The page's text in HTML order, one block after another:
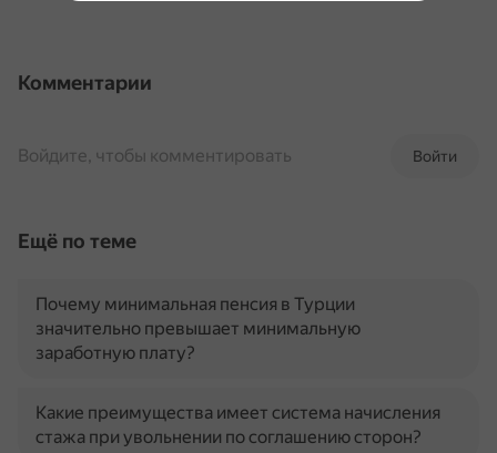
Комментарии
Войти
Войдите, чтобы комментировать
Ещё по теме
Почему минимальная пенсия в Турции
значительно превышает минимальную
заработную плату?
Какие преимущества имеет система начисления
стажа при увольнении по соглашению сторон?